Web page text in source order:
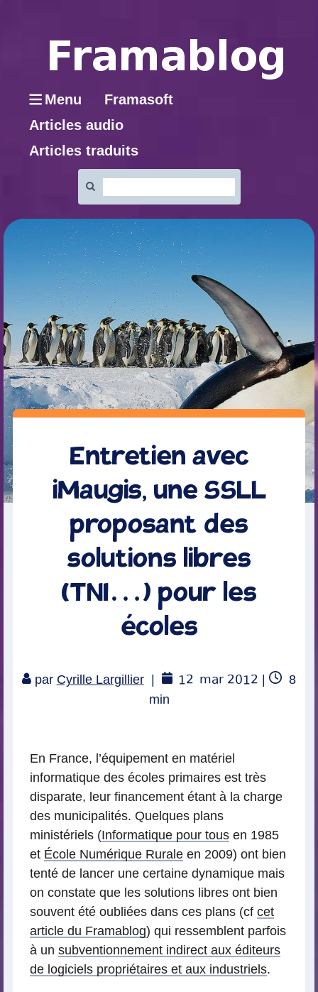
Menu
Framasoft
Articles audio
Articles traduits
:
Entretien avec
iMaugis, une SSLL
proposant des
solutions libres
(TNI…) pour les
écoles
par Cyrille Largillier 12 mar 2012 |
8
min
En France, l’équipement en matériel
informatique des écoles primaires est très
disparate, leur financement étant à la charge
des municipalités. Quelques plans
ministériels (Informatique pour tous en 1985
et École Numérique Rurale en 2009) ont bien
tenté de lancer une certaine dynamique mais
on constate que les solutions libres ont bien
souvent été oubliées dans ces plans (cf cet
article du Framablog) qui ressemblent parfois
à un subventionnement indirect aux éditeurs
de logiciels propriétaires et aux industriels.